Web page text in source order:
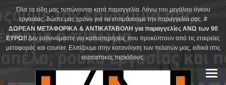
content
Όλα τα είδη μας τυπώνονται κατά παραγγελία. Λόγω του μεγάλου όγκου
εργασίας, δώστε μας χρόνο για να ετοιμάσουμε την παραγγελία σας. #
ΔΩΡΕΑΝ ΜΕΤΑΦΟΡΙΚΑ & ΑΝΤΙΚΑΤΑΒΟΛΗ για παραγγελίες ΑΝΩ των 90
ΕΥΡΩ!! Δεν ευθυνόμαστε για καθυστερήσεις που προκύπτουν από τις εταιρείες
μεταφοράς και courier. Ελπίζουμε στην κατανόηση των πελατών μας, ειδικά στις
εορταστικές περιόδους.